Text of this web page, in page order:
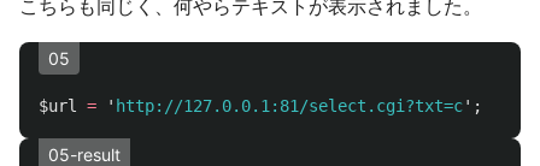
こちらも同じく、何やらテキストが表示されました。
05
$url = ' http://127.0.0.1:81/select.cgi?txt=c';
05-result